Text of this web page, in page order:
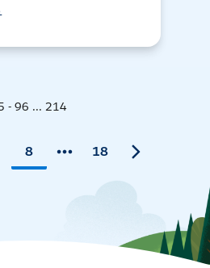
- 96 ... 214
8 18